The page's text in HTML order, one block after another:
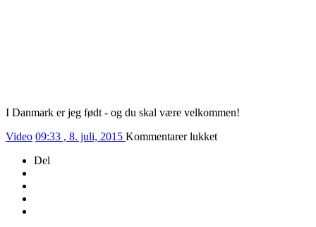
I Danmark er jeg født - og du skal være velkommen!
Video 09:33 , 8. juli, 2015 Kommentarer lukkettil
Del